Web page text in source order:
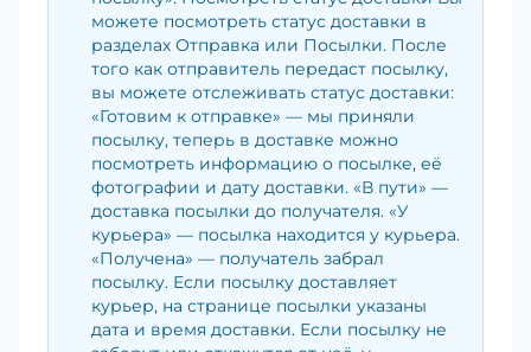
можете посмотреть статус доставки в
разделах Отправка или Посылки. После
того как отправитель передаст посылку,
вы можете отслеживать статус доставки:
«Готовим к отправке» — мы приняли
посылку, теперь в доставке можно
посмотреть информацию о посылке, её
фотографии и дату доставки. «В пути» —
доставка посылки до получателя. «У
курьера» — посылка находится у курьера.
«Получена» — получатель забрал
посылку. Если посылку доставляет
курьер, на странице посылки указаны
дата и время доставки. Если посылку не